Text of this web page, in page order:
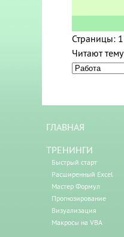
Страницы: 1
Читают тему
ГЛАВНАЯ
ТРЕНИНГИ
Быстрый старт
Расширенный Excel
Мастер Формул
Прогнозирование
Визуализация
Макросы на VBA